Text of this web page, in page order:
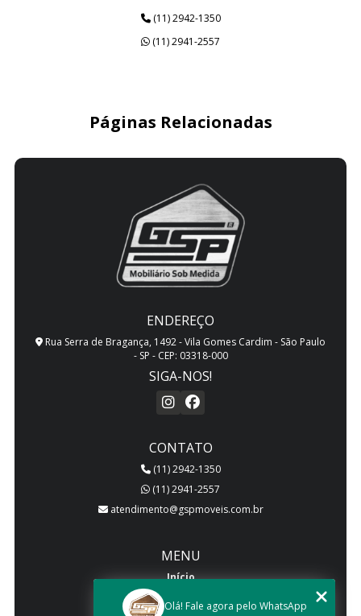
HOME OFFICE PLANEJADOS
MESAS DE ESCRITORIO PLANEJADAS
MÓVEIS DE CLOSET PLANEJADOS
MÓVEIS PLANEJADOS DE ESCRITORIO
MÓVEIS PLANEJADOS PARA APARTAMENTOS
MÓVEIS PLANEJADOS PARA COZINHA
MÓVEIS PLANEJADOS PARA SALA
MÓVEIS SOB MEDIDA
QUARTOS PLANEJADOS
SALAS DE ESTAR PLANEJADAS
(11) 2942-1350
(11) 2941-2557
Páginas Relacionadas
ENDEREÇO
Rua Serra de Bragança, 1492 - Vila Gomes Cardim - São Paulo
- SP - CEP: 03318-000
SIGA-NOS!
CONTATO
(11) 2942-1350
(11) 2941-2557
atendimento@gspmoveis.com.br
MENU
Início
Quem somos
Olá! Fale agora pelo WhatsApp